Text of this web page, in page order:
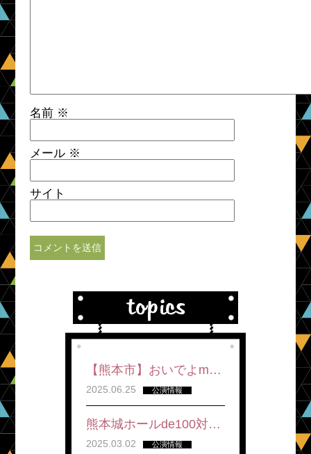
名前 ※
メール ※
サイト
【熊本市】おいでよm…
2025.06.25 公演情報
熊本城ホールde100対…
2025.03.02 公演情報